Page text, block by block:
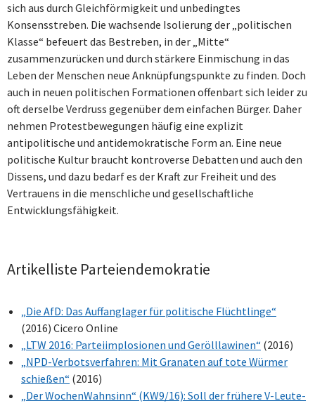
sich aus durch Gleichförmigkeit und unbedingtes
Konsensstreben. Die wachsende Isolierung der „politischen
Klasse“ befeuert das Bestreben, in der „Mitte“
zusammenzurücken und durch stärkere Einmischung in das
Leben der Menschen neue Anknüpfungspunkte zu finden. Doch
auch in neuen politischen Formationen offenbart sich leider zu
oft derselbe Verdruss gegenüber dem einfachen Bürger. Daher
nehmen Protestbewegungen häufig eine explizit
antipolitische und antidemokratische Form an. Eine neue
politische Kultur braucht kontroverse Debatten und auch den
Dissens, und dazu bedarf es der Kraft zur Freiheit und des
Vertrauens in die menschliche und gesellschaftliche
Entwicklungsfähigkeit.
Artikelliste Parteiendemokratie
„Die AfD: Das Auffanglager für politische Flüchtlinge“
(2016) Cicero Online
„LTW 2016: Parteiimplosionen und Gerölllawinen“ (2016)
„NPD-Verbotsverfahren: Mit Granaten auf tote Würmer
schießen“ (2016)
„Der WochenWahnsinn“ (KW9/16): Soll der frühere V-Leute-